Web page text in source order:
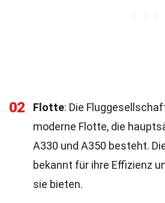
02 Flotte: Die
moderne Flotte, die
A330 und A350 besteht.
bekannt für ihre Effizienz
sie bieten.